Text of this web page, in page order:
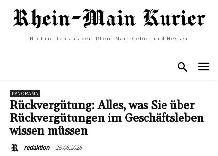
Nachrichten aus dem Rhein-Main Gebiet und Hessen
PANORAMA
Rückvergütung: Alles, was Sie über
Rückvergütungen im Geschäftsleben
wissen müssen
redaktion 25.06.2026